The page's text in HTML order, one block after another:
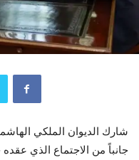
شارك الديوان الملكي
جانباً من الاجتماع الذي